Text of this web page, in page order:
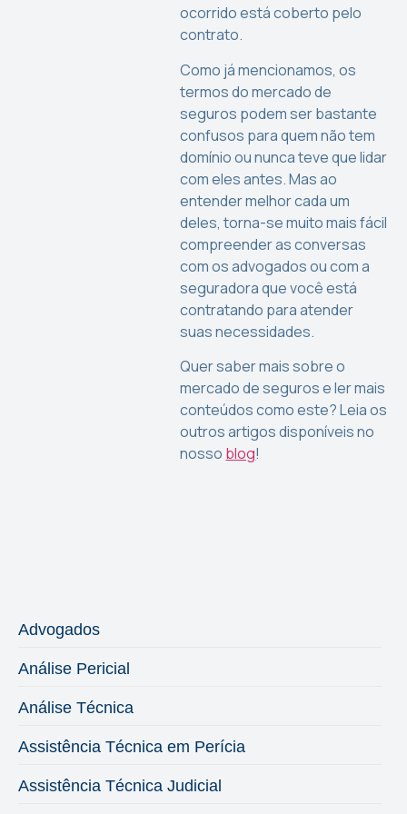
ocorrido está coberto pelo
contrato.
Como já mencionamos, os
termos do mercado de
seguros podem ser bastante
confusos para quem não tem
domínio ou nunca teve que lidar
com eles antes. Mas ao
entender melhor cada um
deles, torna-se muito mais fácil
compreender as conversas
com os advogados ou com a
seguradora que você está
contratando para atender
suas necessidades.
Quer saber mais sobre o
mercado de seguros e ler mais
conteúdos como este? Leia os
outros artigos disponíveis no
nosso blog!
Advogados
Análise Pericial
Análise Técnica
Assistência Técnica em Perícia
Assistência Técnica Judicial